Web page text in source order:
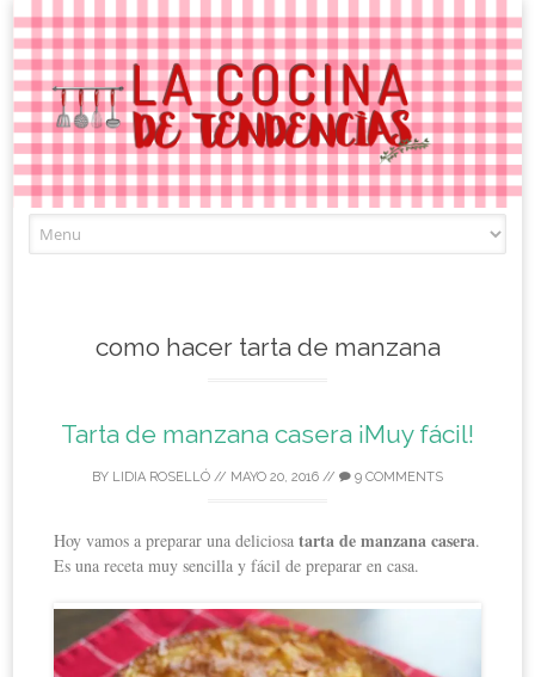
to
como hacer tarta de manzana
Tarta de manzana casera ¡Muy fácil!
BY LIDIA ROSELLÓ // MAYO 20, 2016 // 9 COMMENTS
Hoy vamos a preparar una deliciosatarta de manzana casera.
Es una receta muy sencilla y fácil de preparar en casa.